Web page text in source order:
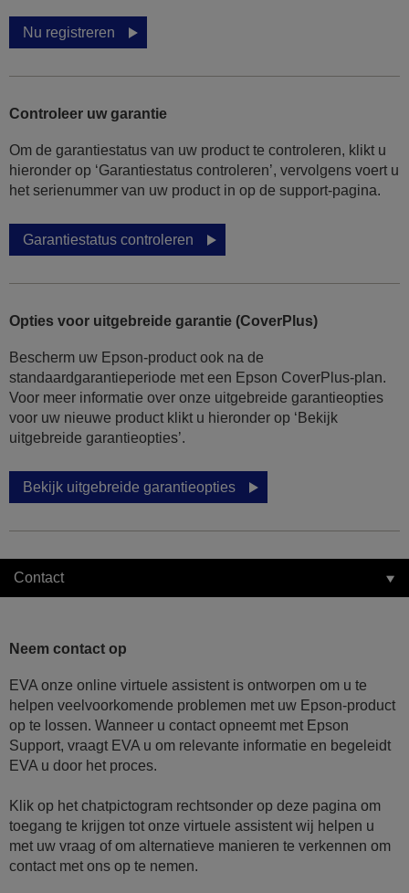
Nu registreren
Controleer uw garantie
Om de garantiestatus van uw product te controleren, klikt u
hieronder op ‘Garantiestatus controleren’, vervolgens voert u
het serienummer van uw product in op de support-pagina.
Garantiestatus controleren
Opties voor uitgebreide garantie (CoverPlus)
Bescherm uw Epson-product ook na de
standaardgarantieperiode met een Epson CoverPlus-plan.
Voor meer informatie over onze uitgebreide garantieopties
voor uw nieuwe product klikt u hieronder op ‘Bekijk
uitgebreide garantieopties’.
Bekijk uitgebreide garantieopties
Contact
Neem contact op
EVA onze online virtuele assistent is ontworpen om u te
helpen veelvoorkomende problemen met uw Epson-product
op te lossen. Wanneer u contact opneemt met Epson
Support, vraagt EVA u om relevante informatie en begeleidt
EVA u door het proces.
Klik op het chatpictogram rechtsonder op deze pagina om
toegang te krijgen tot onze virtuele assistent wij helpen u
met uw vraag of om alternatieve manieren te verkennen om
contact met ons op te nemen.